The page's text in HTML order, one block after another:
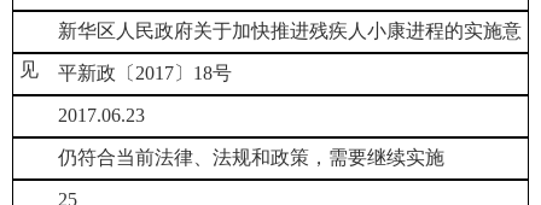
新华区人民政府关于加快推进残疾人小康进程的实施意
见
平新政〔2017〕18号
2017.06.23
仍符合当前法律、法规和政策，需要继续实施
25